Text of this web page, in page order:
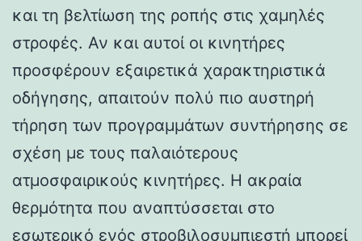
και τη βελτίωση της ροπής στις χαμηλές
στροφές. Αν και αυτοί οι κινητήρες
προσφέρουν εξαιρετικά χαρακτηριστικά
οδήγησης, απαιτούν πολύ πιο αυστηρή
τήρηση των προγραμμάτων συντήρησης σε
σχέση με τους παλαιότερους
ατμοσφαιρικούς κινητήρες. Η ακραία
θερμότητα που αναπτύσσεται στο
εσωτερικό ενός στροβιλοσυμπιεστή μπορεί